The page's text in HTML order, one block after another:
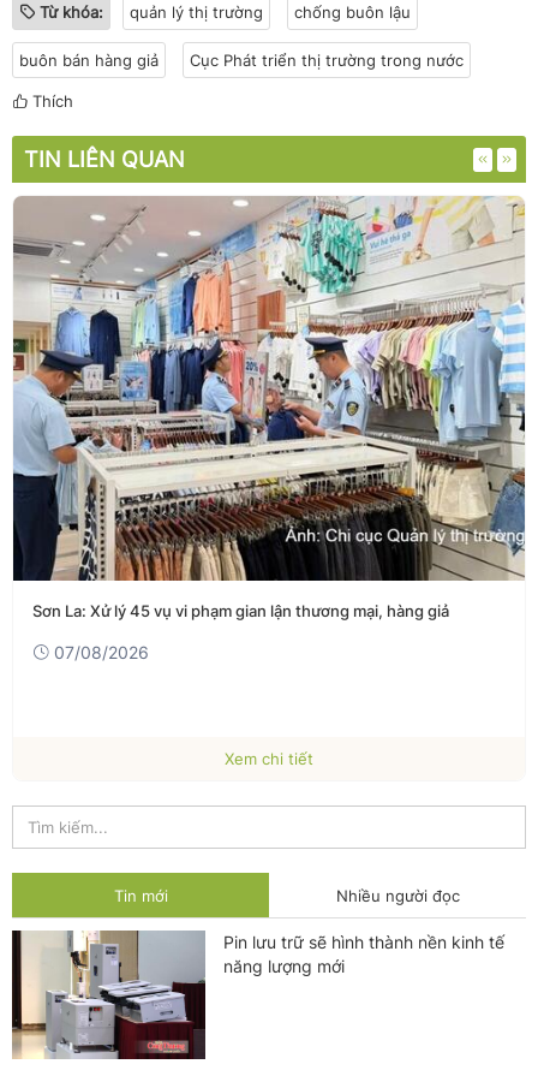
Từ khóa: quản lý thị trường chống buôn lậu
buôn bán hàng giả Cục Phát triển thị trường trong nước
Thích
TIN LIÊN QUAN
Sơn La: Xử lý 45 vụ vi phạm gian lận thương mại, hàng giả
07/08/2026
Xem chi tiết
Tin mới Nhiều người đọc
Pin lưu trữ sẽ hình thành nền kinh tế
năng lượng mới